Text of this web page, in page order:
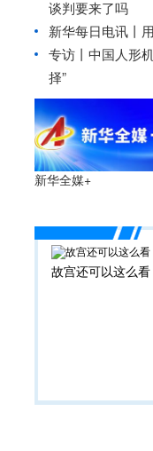
谈判要来了吗
新华每日电讯丨
专访丨中国人形
择”
新华全媒+
故宫还可以这么看